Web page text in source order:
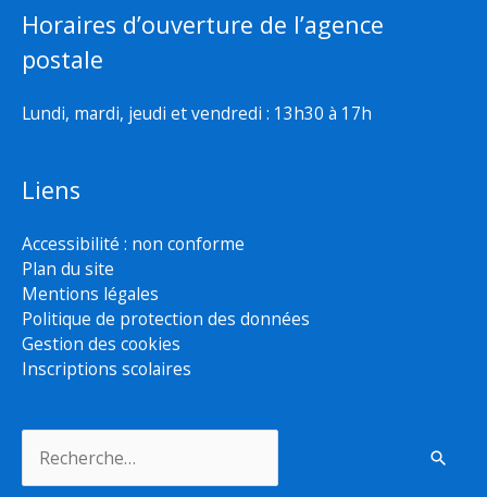
Horaires d’ouverture de l’agence
postale
Lundi, mardi, jeudi et vendredi : 13h30 à 17h
Liens
Accessibilité : non conforme
Plan du site
Mentions légales
Politique de protection des données
Gestion des cookies
Inscriptions scolaires